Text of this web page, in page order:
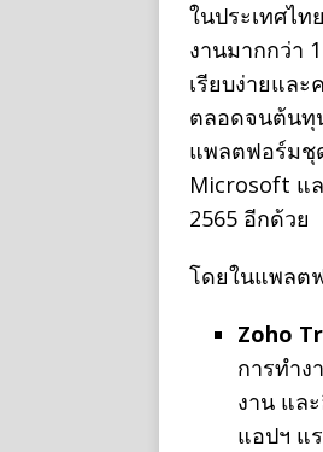
ในประเทศไ
งานมากกว่า
เรียบง่ายแล
ตลอดจนต้นทุ
แพลตฟอร์มชุ
Microsoft แ
2565 อีกด้วย
โดยในแพลต
Zoho
การทำง
งาน แล
แอปฯ แ